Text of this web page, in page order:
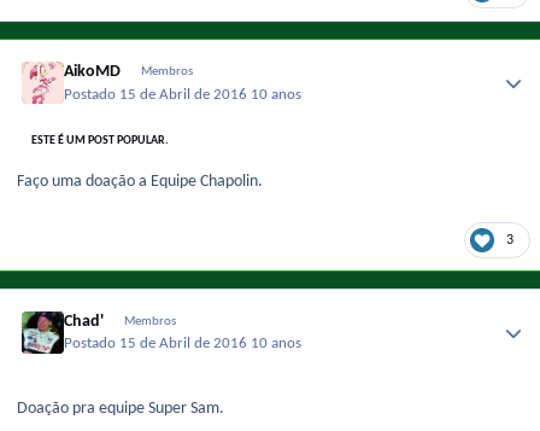
AikoMD Membros
Postado 15 de Abril de 2016 10 anos
ESTE É UM POST POPULAR.
Faço uma doação a Equipe Chapolin.
3
Chad' Membros
Postado 15 de Abril de 2016 10 anos
Doação pra equipe Super Sam.